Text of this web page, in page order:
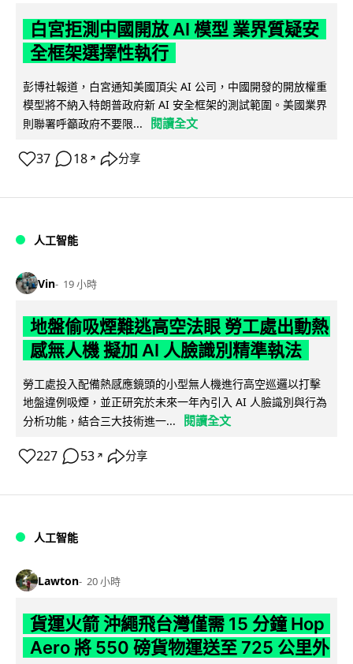
白宮拒測中國開放 AI 模型 業界質疑安
全框架選擇性執行
彭博社報道，白宮通知美國頂尖 AI 公司，中國開發的開放權重
模型將不納入特朗普政府新 AI 安全框架的測試範圍。美國業界
則聯署呼籲政府不要限...
閱讀全文
37 18 ↗ 分享
人工智能
Vin 19 小時
地盤偷吸煙難逃高空法眼 勞工處出動熱
感無人機 擬加 AI 人臉識別精準執法
勞工處投入配備熱感應鏡頭的小型無人機進行高空巡邏以打擊
地盤違例吸煙，並正研究於未來一年內引入 AI 人臉識別與行為
分析功能，結合三大技術進一...
閱讀全文
227 53 ↗ 分享
人工智能
Lawton 20 小時
貨運火箭 沖繩飛台灣僅需 15 分鐘 Hop
Aero 將 550 磅貨物運送至 725 公里外